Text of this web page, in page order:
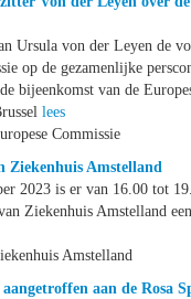
Ursula von der Leyen de
op de gezamenlijke
bijeenkomst van de
lees
Commissie
Ziekenhuis Amstelland
2023 is er van 16.00 tot
Ziekenhuis Amstelland
Amstelland
aan de Rosa